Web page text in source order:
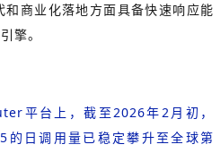
商业化落地方面具备快速响应能
擎。
平台上，截至2026年2月初，
的日调用量已稳定攀升至全球第